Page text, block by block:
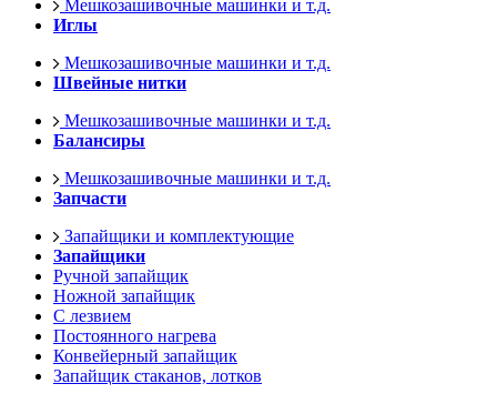
Мешкозашивочные машинки и т.д.
Иглы
Мешкозашивочные машинки и т.д.
Швейные нитки
Мешкозашивочные машинки и т.д.
Балансиры
Мешкозашивочные машинки и т.д.
Запчасти
Запайщики и комплектующие
Запайщики
Ручной запайщик
Ножной запайщик
С лезвием
Постоянного нагрева
Конвейерный запайщик
Запайщик стаканов, лотков